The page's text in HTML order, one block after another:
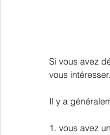
Si vous avez
vous intéresser.
Il y a
1. vous avez